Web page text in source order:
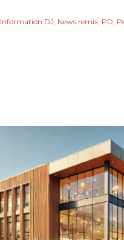
Information DJ News remix PD